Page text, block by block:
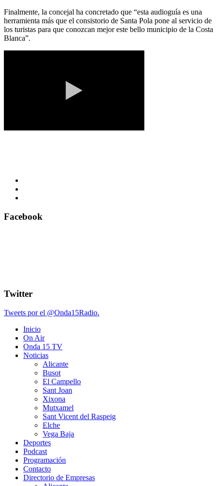
Finalmente, la concejal ha concretado que “esta audioguía es una
herramienta más que el consistorio de Santa Pola pone al servicio de
los turistas para que conozcan mejor este bello municipio de la Costa
Blanca”.
Facebook
Twitter
Tweets por el @Onda15Radio.
Inicio
On Air
Onda 15 TV
Noticias
Alicante
Busot
El Campello
Sant Joan
Xixona
Mutxamel
Sant Vicent del Raspeig
Elche
Vega Baja
Deportes
Podcast
Programación
Contacto
Directorio de Empresas